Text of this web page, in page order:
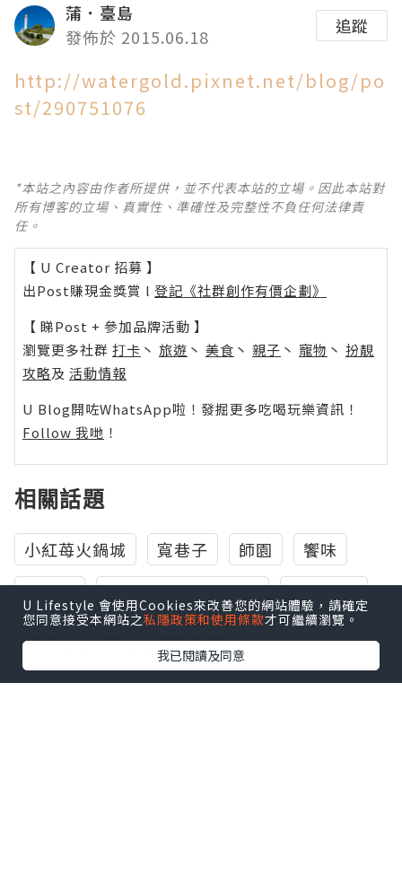
蒲．臺島
發佈於 2015.06.18
追蹤
http://watergold.pixnet.net/blog/po
st/290751076
*本站之內容由作者所提供，並不代表本站的立場。因此本站對
所有博客的立場、真實性、準確性及完整性不負任何法律責
任。
【 U Creator 招募 】
出Post賺現金獎賞 l 登記《社群創作有價企劃》
【 睇Post + 參加品牌活動 】
瀏覽更多社群 打卡 丶 旅遊 丶 美食 丶 親子 丶 寵物 丶 扮靚
攻略及 活動情報
U Blog開咗WhatsApp啦！發掘更多吃喝玩樂資訊！
Follow 我哋 ！
相關話題
小紅苺火鍋城 寬巷子 師園
饗味
鹽酥雞
街坊廚神舌戰新台韓
艋舺雞排
麻神
火鍋 麻辣火鍋
U Lifestyle 會使用Cookies來改善您的網站體驗，請確定
您同意接受本網站之私隱政策和使用條款才可繼續瀏覽。
我已閱讀及同意